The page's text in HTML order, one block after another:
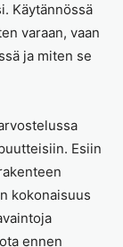
Käytännössä
varaan, vaan
ja miten se
Esiin
kokonaisuus
ennen